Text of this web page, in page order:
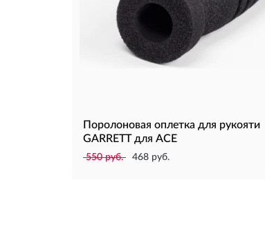
Поролоновая оплетка для рукояти
GARRETT для ACE
550 руб. 468 руб.